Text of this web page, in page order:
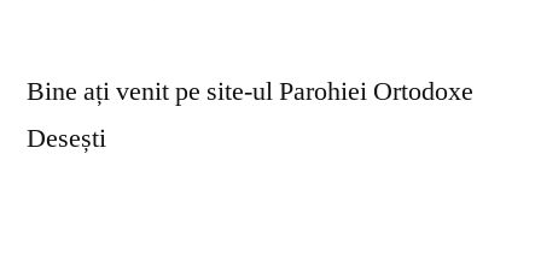
Bine ați venit pe site-ul Parohiei Ortodoxe
Desești